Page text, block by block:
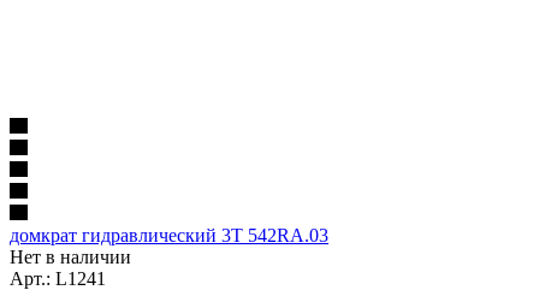
домкрат гидравлический 3Т 542RA.03
Нет в наличии
Арт.: L1241